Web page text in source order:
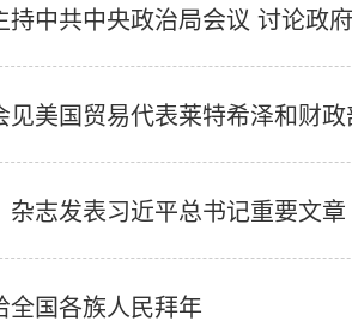
持中共中央政治局会议 讨论政
见美国贸易代表莱特希泽和财
杂志发表习近平总书记重要文
全国各族人民拜年